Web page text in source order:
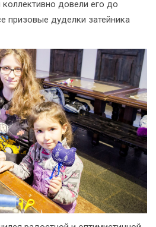
довели его до
призовые дуделки затейника